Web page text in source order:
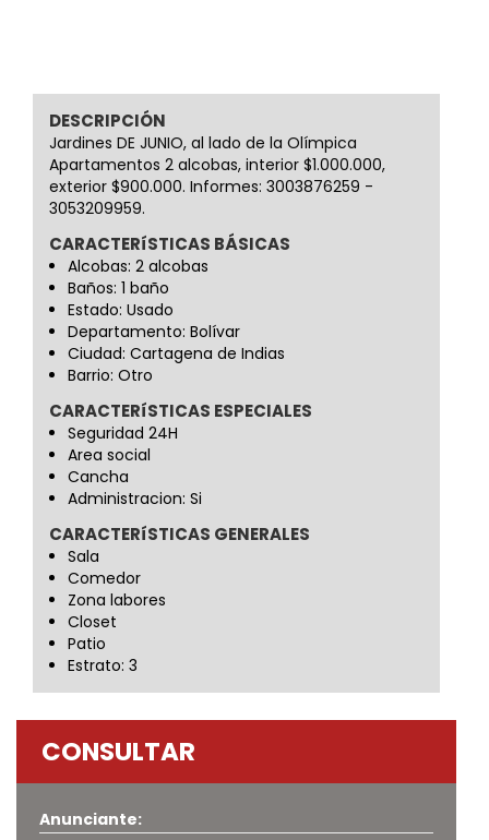
DESCRIPCIÓN
Jardines DE JUNIO, al lado de la Olímpica
Apartamentos 2 alcobas, interior $1.000.000,
exterior $900.000. Informes: 3003876259 -
3053209959.
CARACTERíSTICAS BÁSICAS
Alcobas: 2 alcobas
Baños: 1 baño
Estado: Usado
Departamento: Bolívar
Ciudad: Cartagena de Indias
Barrio: Otro
CARACTERíSTICAS ESPECIALES
Seguridad 24H
Area social
Cancha
Administracion: Si
CARACTERíSTICAS GENERALES
Sala
Comedor
Zona labores
Closet
Patio
Estrato: 3
CONSULTAR
Anunciante: